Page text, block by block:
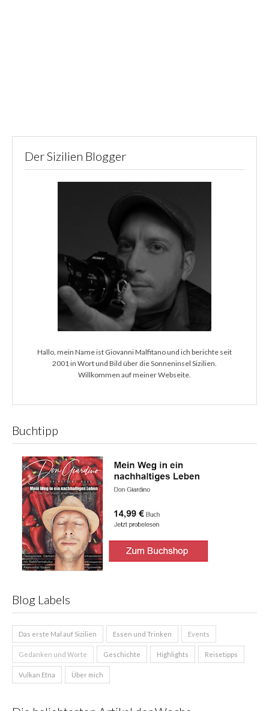
Der Sizilien Blogger
Hallo, mein Name ist Giovanni Malfitano und ich berichte seit
2001 in Wort und Bild über die Sonneninsel Sizilien.
Willkommen auf meiner Webseite.
Buchtipp
Blog Labels
Das erste Mal auf Sizilien Essen und Trinken Events
Gedanken und Worte Geschichte Highlights Reisetipps
Vulkan Etna Über mich